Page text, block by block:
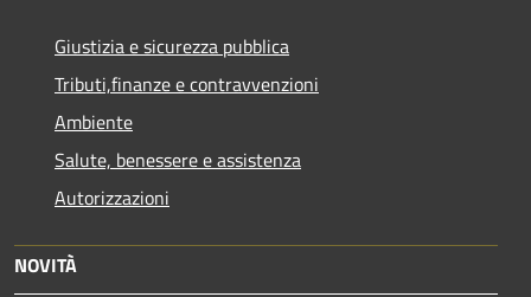
Giustizia e sicurezza pubblica
Tributi,finanze e contravvenzioni
Ambiente
Salute, benessere e assistenza
Autorizzazioni
NOVITÀ